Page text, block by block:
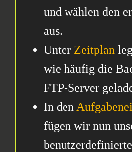
und wählen den
aus.
Unter Zeitplan
wie häufig die
FTP-Server
In den
fügen wir nun